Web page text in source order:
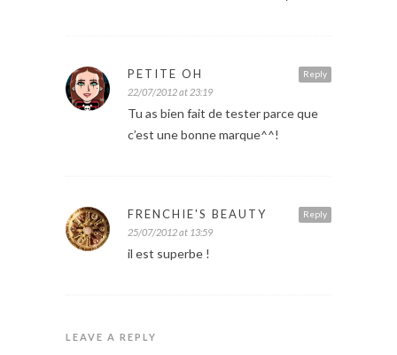
Reply
PETITE OH
22/07/2012 at 23:19
Tu as bien fait de tester parce que
c’est une bonne marque^^!
Reply
FRENCHIE'S BEAUTY
25/07/2012 at 13:59
il est superbe !
LEAVE A REPLY